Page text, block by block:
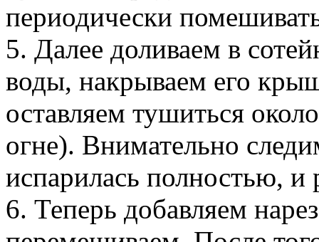
периодически
5. Далее доливаем в
воды, накрываем его
оставляем тушиться
огне). Внимательно
испарилась полностью, и
6. Теперь добавляем